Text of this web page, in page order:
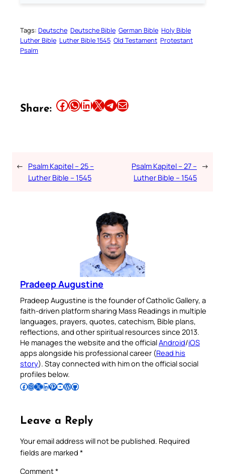
Tags: Deutsche Deutsche Bible German Bible Holy Bible
Luther Bible Luther Bible 1545 Old Testament Protestant
Psalm
Share: Share this article on Facebook Share this article on WhatsApp Share this article on LinkedIn Share this article on X Share this article on TelegramEmail this Article
← Psalm Kapitel – 25 –
Luther Bible – 1545
Psalm Kapitel – 27 –
Luther Bible – 1545
→
Pradeep Augustine
Pradeep Augustine is the founder of Catholic Gallery, a
faith-driven platform sharing Mass Readings in multiple
languages, prayers, quotes, catechism, Bible plans,
reflections, and other spiritual resources since 2013.
He manages the website and the officialAndroid/iOS
apps alongside his professional career (Read his
story). Stay connected with him on the official social
profiles below.
Follow Pradeep on Facebook Follow Pradeep on InstagramFollow Pradeep on X Follow Pradeep on LinkedIn Follow Pradeep on Pinterest Subscribe to Pradeep’s Youtube Channel Follow Pradeep on WordPress Follow Pradeep on GitHub
Leave a Reply
Your email address will not be published. Required
fields are marked *
Comment*